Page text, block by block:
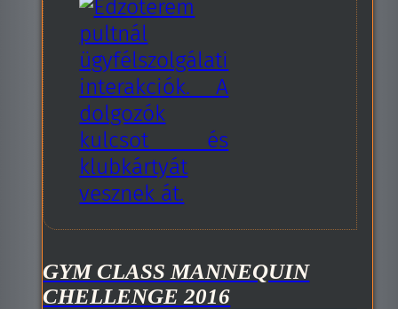
GYM CLASS MANNEQUIN
CHELLENGE 2016